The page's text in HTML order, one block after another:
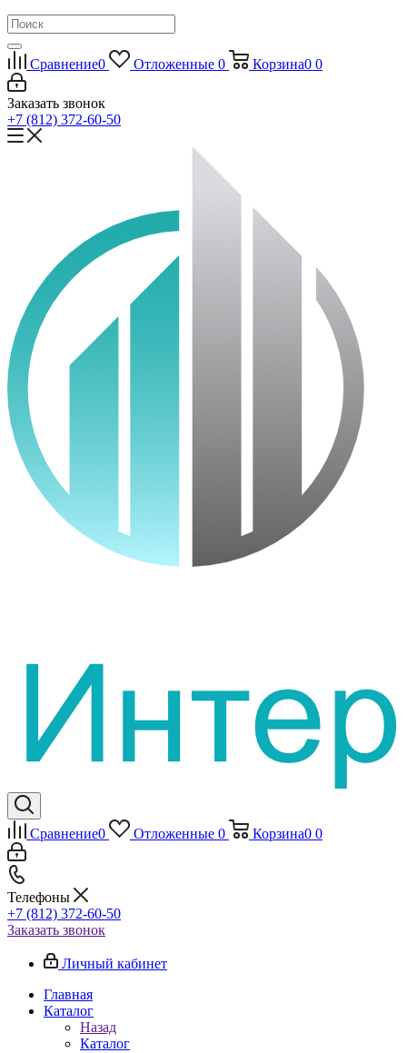
Сравнение0 Отложенные 0 Корзина0 0
Заказать звонок
+7 (812) 372-60-50
Сравнение0 Отложенные 0 Корзина0 0
Телефоны
+7 (812) 372-60-50
Заказать звонок
Личный кабинет
Главная
Каталог
Назад
Каталог